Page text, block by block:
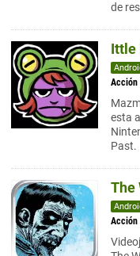
de
Ittle
Acción
esta
Past.
The
Acción